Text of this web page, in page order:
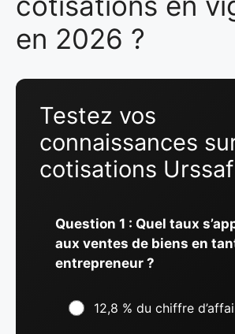
en 2026 ?
Testez vos
connaissances
cotisations Urssaf
Question 1 : Quel taux
aux ventes de biens en
entrepreneur ?
12,8 % du chiffre